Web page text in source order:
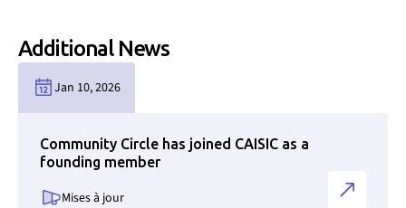
Additional News
Jan 10, 2026
Community Circle has joined CAISIC as a
founding member
Mises à jour